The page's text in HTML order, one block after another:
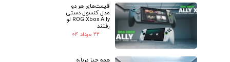
★
قیمت‌های هر دو
مدل کنسول دستی
ROG Xbox Ally لو
رفتند
۲۲ مرداد ۰۴
همه چیز درباره